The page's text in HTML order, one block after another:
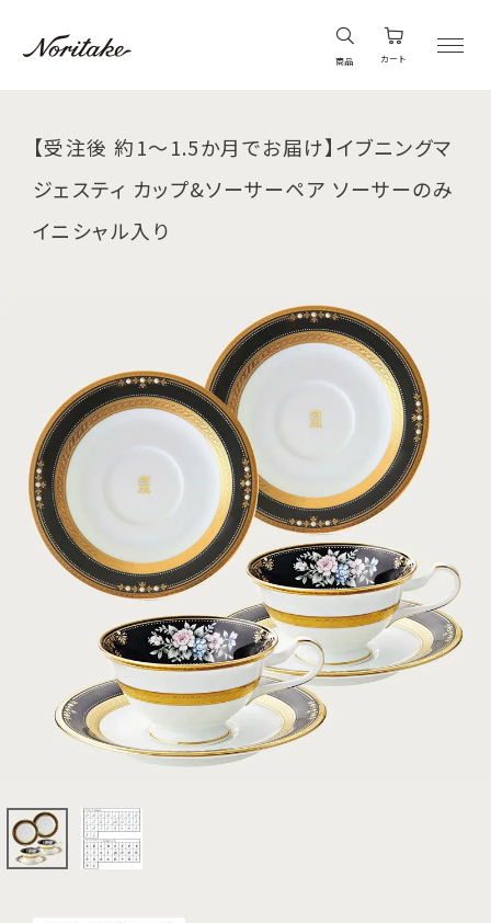
商品 カート
【受注後 約1～1.5か月でお届け】イブニングマ
ジェスティ カップ&ソーサーペア ソーサーのみ
イニシャル入り